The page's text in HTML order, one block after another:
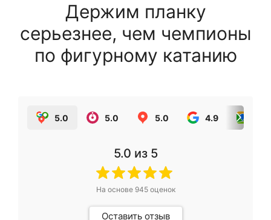
Держим планку
серьезнее, чем чемпионы
по фигурному катанию
5.0 5.0 5.0 4.9
5.0 из 5
На основе 945оценок
Оставить отзыв